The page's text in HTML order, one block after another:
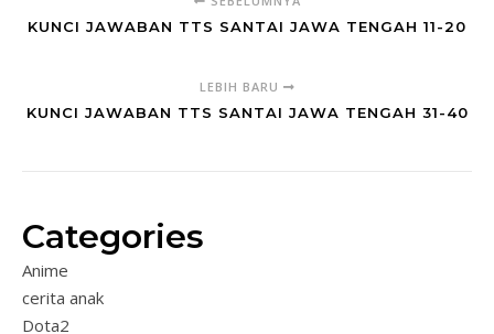
KUNCI JAWABAN TTS SANTAI JAWA TENGAH 11-20
LEBIH BARU
KUNCI JAWABAN TTS SANTAI JAWA TENGAH 31-40
Categories
Anime
cerita anak
Dota2